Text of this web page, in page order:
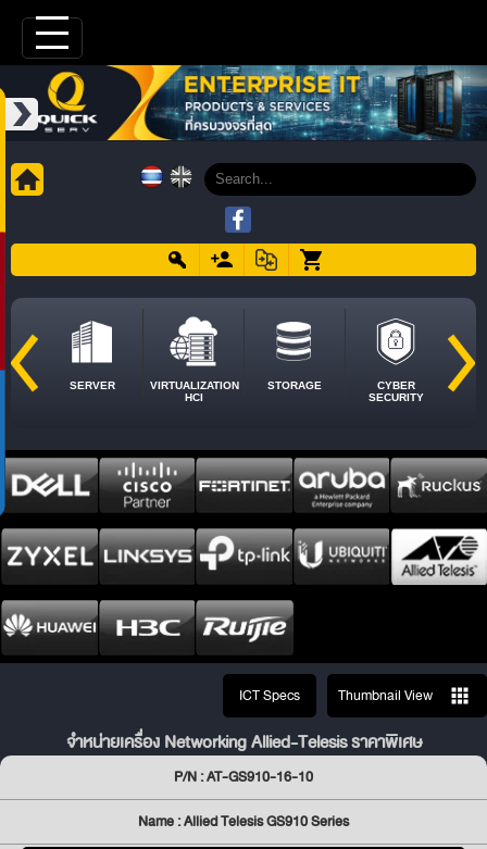
SERVER
VIRTUALIZATION
HCI
STORAGE
CYBER
SECURITY
ICT Specs Thumbnail View
จำหน่ายเครื่อง Networking Allied-Telesis ราคาพิเศษ
P/N : AT-GS910-16-10
Name : Allied Telesis GS910 Series